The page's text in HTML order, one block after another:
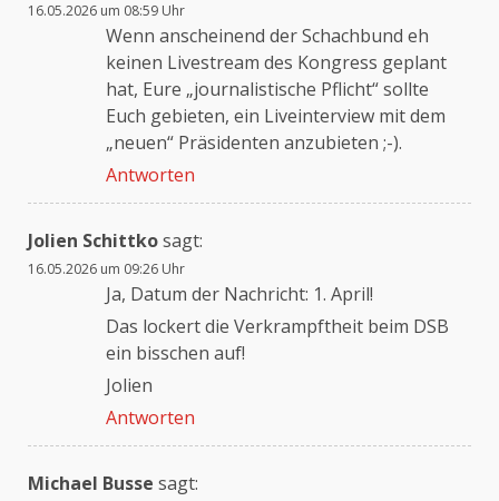
16.05.2026 um 08:59 Uhr
Wenn anscheinend der Schachbund eh
keinen Livestream des Kongress geplant
hat, Eure „journalistische Pflicht“ sollte
Euch gebieten, ein Liveinterview mit dem
„neuen“ Präsidenten anzubieten ;-).
Antworten
Jolien Schittkosagt:
16.05.2026 um 09:26 Uhr
Ja, Datum der Nachricht: 1. April!
Das lockert die Verkrampftheit beim DSB
ein bisschen auf!
Jolien
Antworten
Michael Busse sagt: